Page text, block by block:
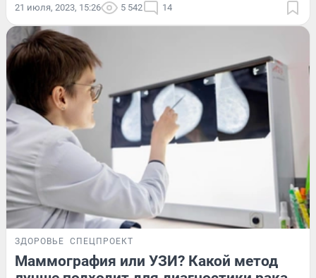
21 июля, 2023, 15:26 5 542 14
ЗДОРОВЬЕ СПЕЦПРОЕКТ
Маммография или УЗИ? Какой метод